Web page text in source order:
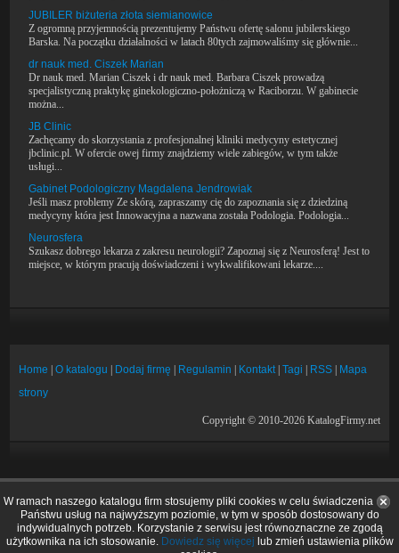
JUBILER biżuteria złota siemianowice
Z ogromną przyjemnością prezentujemy Państwu ofertę salonu jubilerskiego
Barska. Na początku działalności w latach 80tych zajmowaliśmy się głównie...
dr nauk med. Ciszek Marian
Dr nauk med. Marian Ciszek i dr nauk med. Barbara Ciszek prowadzą
specjalistyczną praktykę ginekologiczno-położniczą w Raciborzu. W gabinecie
można...
JB Clinic
Zachęcamy do skorzystania z profesjonalnej kliniki medycyny estetycznej
jbclinic.pl. W ofercie owej firmy znajdziemy wiele zabiegów, w tym także
usługi...
Gabinet Podologiczny Magdalena Jendrowiak
Jeśli masz problemy Ze skórą, zapraszamy cię do zapoznania się z dziedziną
medycyny która jest Innowacyjna a nazwana została Podologia. Podologia...
Neurosfera
Szukasz dobrego lekarza z zakresu neurologii? Zapoznaj się z Neurosferą! Jest to
miejsce, w którym pracują doświadczeni i wykwalifikowani lekarze....
Home |O katalogu Dodaj firmę Regulamin Kontakt|Tagi RSS
Mapa
strony
Copyright © 2010-2026 KatalogFirmy.net
W ramach naszego katalogu firm stosujemy pliki cookies w celu świadczenia
Państwu usług na najwyższym poziomie, w tym w sposób dostosowany do
indywidualnych potrzeb. Korzystanie z serwisu jest równoznaczne ze zgodą
użytkownika na ich stosowanie. Dowiedz się więcej lub zmień ustawienia plików